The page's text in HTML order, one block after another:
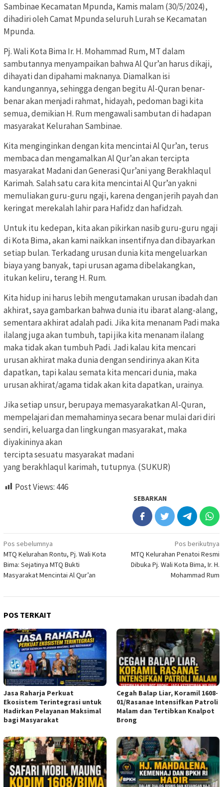
Sambinae Kecamatan Mpunda, Kamis malam (30/5/2024),
dihadiri oleh Camat Mpunda seluruh Lurah se Kecamatan
Mpunda.
Pj. Wali Kota Bima Ir. H. Mohammad Rum, MT dalam
sambutannya menyampaikan bahwa Al Qur’an harus dikaji,
dihayati dan dipahami maknanya. Diamalkan isi
kandungannya, sehingga dengan begitu Al-Quran benar-
benar akan menjadi rahmat, hidayah, pedoman bagi kita
semua, demikian H. Rum mengawali sambutan di hadapan
masyarakat Kelurahan Sambinae.
Kita menginginkan dengan kita mencintai Al Qur’an, terus
membaca dan mengamalkan Al Qur’an akan tercipta
masyarakat Madani dan Generasi Qur’ani yang Berakhlaqul
Karimah. Salah satu cara kita mencintai Al Qur’an yakni
memuliakan guru-guru ngaji, karena dengan jerih payah dan
keringat merekalah lahir para Hafidz dan hafidzah.
Untuk itu kedepan, kita akan pikirkan nasib guru-guru ngaji
di Kota Bima, akan kami naikkan insentifnya dan dibayarkan
setiap bulan. Terkadang urusan dunia kita mengeluarkan
biaya yang banyak, tapi urusan agama dibelakangkan,
itukan keliru, terang H. Rum.
Kita hidup ini harus lebih mengutamakan urusan ibadah dan
akhirat, saya gambarkan bahwa dunia itu ibarat alang-alang,
sementara akhirat adalah padi. Jika kita menanam Padi maka
ilalang juga akan tumbuh, tapi jika kita menanam ilalang
maka tidak akan tumbuh Padi. Jadi kalau kita mencari
urusan akhirat maka dunia dengan sendirinya akan Kita
dapatkan, tapi kalau semata kita mencari dunia, maka
urusan akhirat/agama tidak akan kita dapatkan, urainya.
Jika setiap unsur, berupaya memasyarakatkan Al-Quran,
mempelajari dan memahaminya secara benar mulai dari diri
sendiri, keluarga dan lingkungan masyarakat, maka
diyakininya akan
tercipta sesuatu masyarakat madani
yang berakhlaqul karimah, tutupnya. (SUKUR)
Post Views: 446
SEBARKAN
Navigasi
pos
Pos sebelumnya
MTQ Kelurahan Rontu, Pj. Wali Kota
Bima: Sejatinya MTQ Bukti
Masyarakat Mencintai Al Qur’an
Pos berikutnya
MTQ Kelurahan Penatoi Resmi
Dibuka Pj. Wali Kota Bima, Ir. H.
Mohammad Rum
POS TERKAIT
Jasa Raharja Perkuat
Ekosistem Terintegrasi untuk
Hadirkan Pelayanan Maksimal
bagi Masyarakat
Cegah Balap Liar, Koramil 1608-
01/Rasanae Intensifkan Patroli
Malam dan Tertibkan Knalpot
Brong